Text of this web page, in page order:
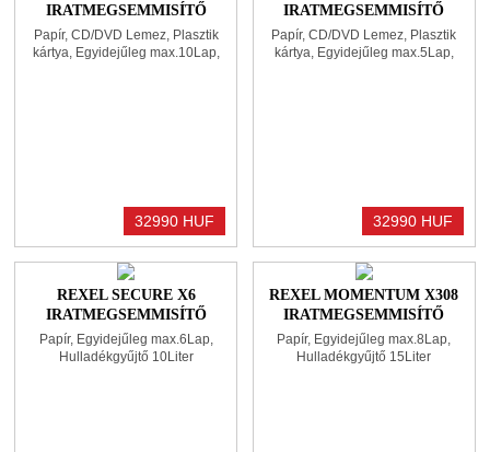
IRATMEGSEMMISÍTŐ
BLACK
Papír, CD/DVD Lemez, Plasztik
kártya, Egyidejűleg max.10Lap,
32990 HUF
IRATMEGSEMMISÍTŐ
WHITE
Papír, CD/DVD Lemez, Plasztik
kártya, Egyidejűleg max.5Lap,
32990 HUF
REXEL SECURE X6
IRATMEGSEMMISÍTŐ
BLACK
Papír, Egyidejűleg max.6Lap,
Hulladékgyűjtő 10Liter
REXEL MOMENTUM X308
IRATMEGSEMMISÍTŐ
BLACK
Papír, Egyidejűleg max.8Lap,
Hulladékgyűjtő 15Liter